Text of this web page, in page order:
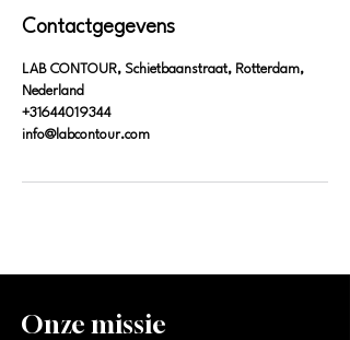
Contactgegevens
LAB CONTOUR, Schietbaanstraat, Rotterdam,
Nederland
+31644019344
info@labcontour.com
Onze missie